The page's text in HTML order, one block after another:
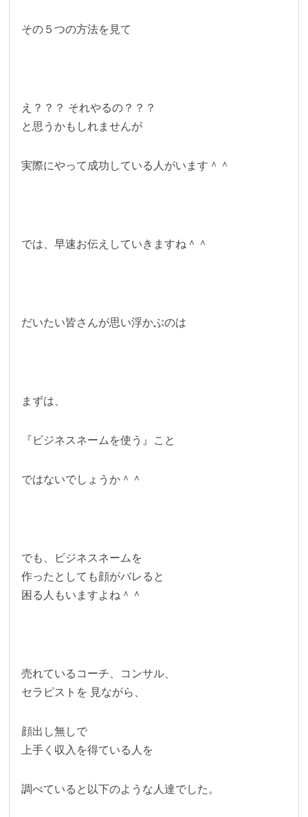
その５つの方法を見て
え？？？ それやるの？？？
と思うかもしれませんが
実際にやって成功している人がいます＾＾
では、早速お伝えしていきますね＾＾
だいたい皆さんが思い浮かぶのは
まずは、
『ビジネスネームを使う』こと
ではないでしょうか＾＾
でも、ビジネスネームを
作ったとしても顔がバレると
困る人もいますよね＾＾
売れているコーチ、コンサル、
セラピストを 見ながら、
顔出し無しで
上手く収入を得ている人を
調べていると以下のような人達でした。